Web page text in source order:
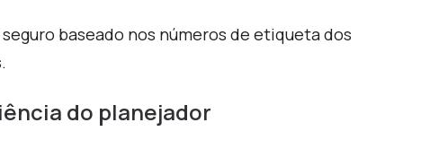
baseado nos números de etiqueta dos
do planejador